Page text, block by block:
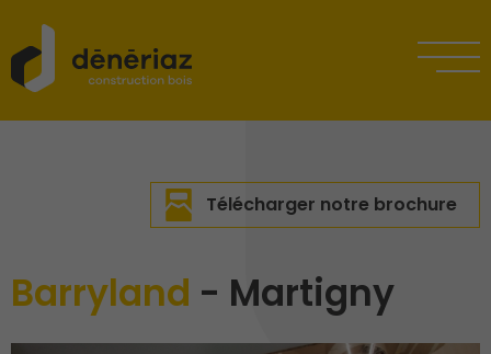
Télécharger notre brochure
Barryland - Martigny